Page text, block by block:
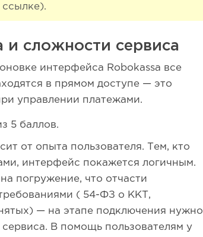
сложности сервиса
интерфейса Robokassa все
в прямом доступе — это
управлении платежами.
5 баллов.
от опыта пользователя. Тем, кто
интерфейс покажется логичным.
погружение, что отчасти
( 54-ФЗ о ККТ,
— на этапе подключения нужно
В помощь пользователям у